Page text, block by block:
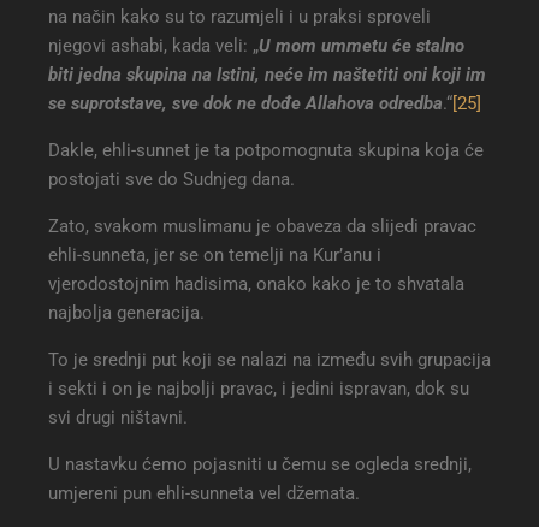
na način kako su to razumjeli i u praksi sproveli
njegovi ashabi, kada veli: „U mom ummetu će stalno
biti jedna skupina na Istini, neće im naštetiti oni koji im
se suprotstave, sve dok ne dođe Allahova odredba.“[25]
Dakle, ehli-sunnet je ta potpomognuta skupina koja će
postojati sve do Sudnjeg dana.
Zato, svakom muslimanu je obaveza da slijedi pravac
ehli-sunneta, jer se on temelji na Kur’anu i
vjerodostojnim hadisima, onako kako je to shvatala
najbolja generacija.
To je srednji put koji se nalazi na između svih grupacija
i sekti i on je najbolji pravac, i jedini ispravan, dok su
svi drugi ništavni.
U nastavku ćemo pojasniti u čemu se ogleda srednji,
umjereni pun ehli-sunneta vel džemata.